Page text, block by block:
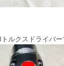
ルクスドライバー